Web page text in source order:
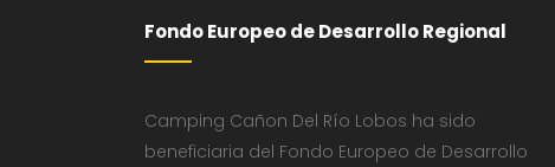
Fondo Europeo de Desarrollo Regional
Camping Cañon Del Río Lobos ha sido
beneficiaria del Fondo Europeo de Desarrollo